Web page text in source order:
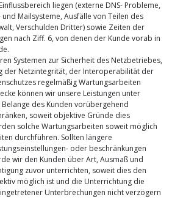
liegen (externe DNS- Probleme,
Mailsysteme, Ausfälle von Teilen des
Verschulden Dritter) sowie Zeiten der
nach Ziff. 6, von denen der Kunde vorab in
Systemen zur Sicherheit des Netzbetriebes,
der Netzintegrität, der Interoperabilität der
regelmäßig Wartungsarbeiten
können wir unsere Leistungen unter
des Kunden vorübergehend
soweit objektive Gründe dies
solche Wartungsarbeiten soweit möglich
durchführen. Sollten längere
oder beschränkungen
wir den Kunden über Art, Ausmaß und
zuvor unterrichten, soweit dies den
möglich ist und die Unterrichtung die
Unterbrechungen nicht verzögern